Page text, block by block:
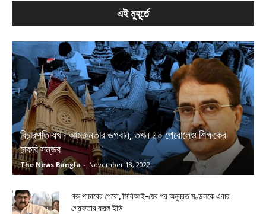
এই মুহূর্তে
বিচারপতি যখন আমজনতার ভগবান, তখন ৪০ পেরোলেও শিক্ষকের
চাকরি সম্ভব
The News Bangla - November 18, 2022
গরু পাচারের গেরো, সিবিআই-য়ের পর অনুব্রত মণ্ডলকে এবার
গ্রেফতার করল ইডি